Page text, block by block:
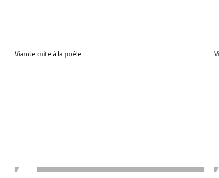
Viande cuite à la poêle